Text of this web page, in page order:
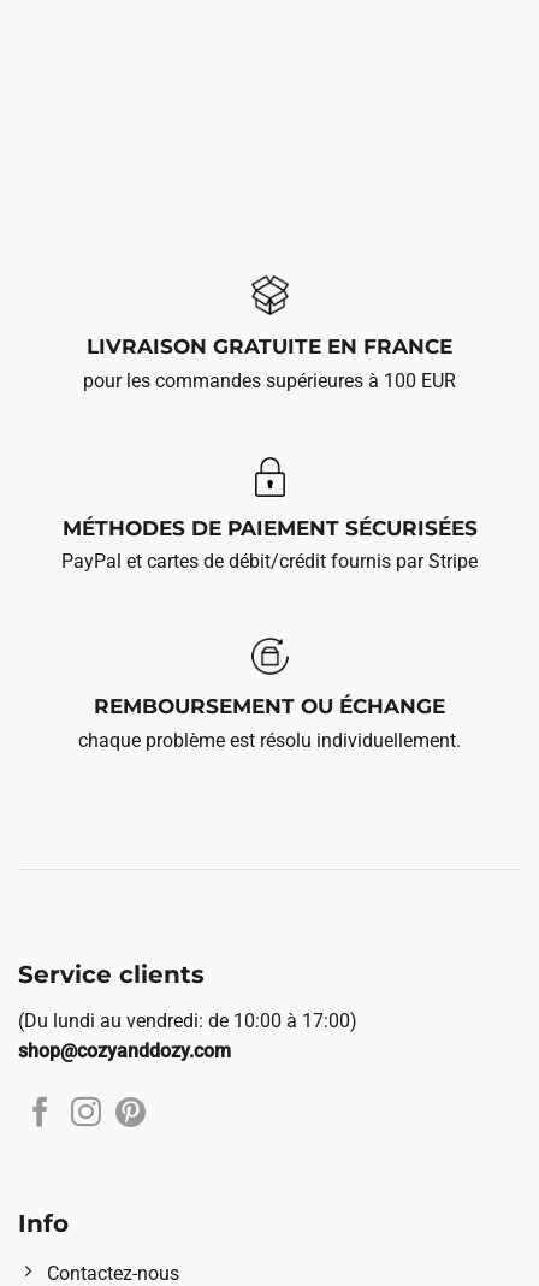
LIVRAISON GRATUITE EN FRANCE
pour les commandes supérieures à 100 EUR
MÉTHODES DE PAIEMENT SÉCURISÉES
PayPal et cartes de débit/crédit fournis par Stripe
REMBOURSEMENT OU ÉCHANGE
chaque problème est résolu individuellement.
Service clients
(Du lundi au vendredi: de 10:00 à 17:00)
shop@cozyanddozy.com
Info
Contactez-nous